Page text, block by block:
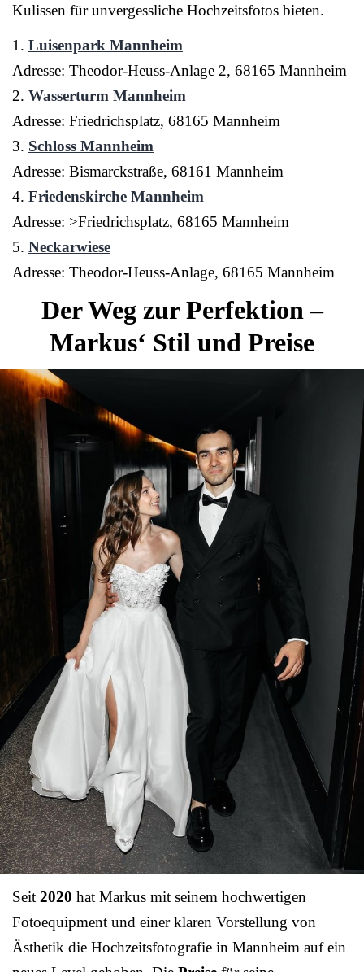
Kulissen für unvergessliche Hochzeitsfotos bieten.
1. Luisenpark Mannheim
Adresse: Theodor-Heuss-Anlage 2, 68165 Mannheim
2. Wasserturm Mannheim
Adresse: Friedrichsplatz, 68165 Mannheim
3. Schloss Mannheim
Adresse: Bismarckstraße, 68161 Mannheim
4. Friedenskirche Mannheim
Adresse: >Friedrichsplatz, 68165 Mannheim
5. Neckarwiese
Adresse: Theodor-Heuss-Anlage, 68165 Mannheim
Der Weg zur Perfektion –
Markus‘ Stil und Preise
Seit 2020 hat Markus mit seinem hochwertigen
Fotoequipment und einer klaren Vorstellung von
Ästhetik die Hochzeitsfotografie in Mannheim auf ein